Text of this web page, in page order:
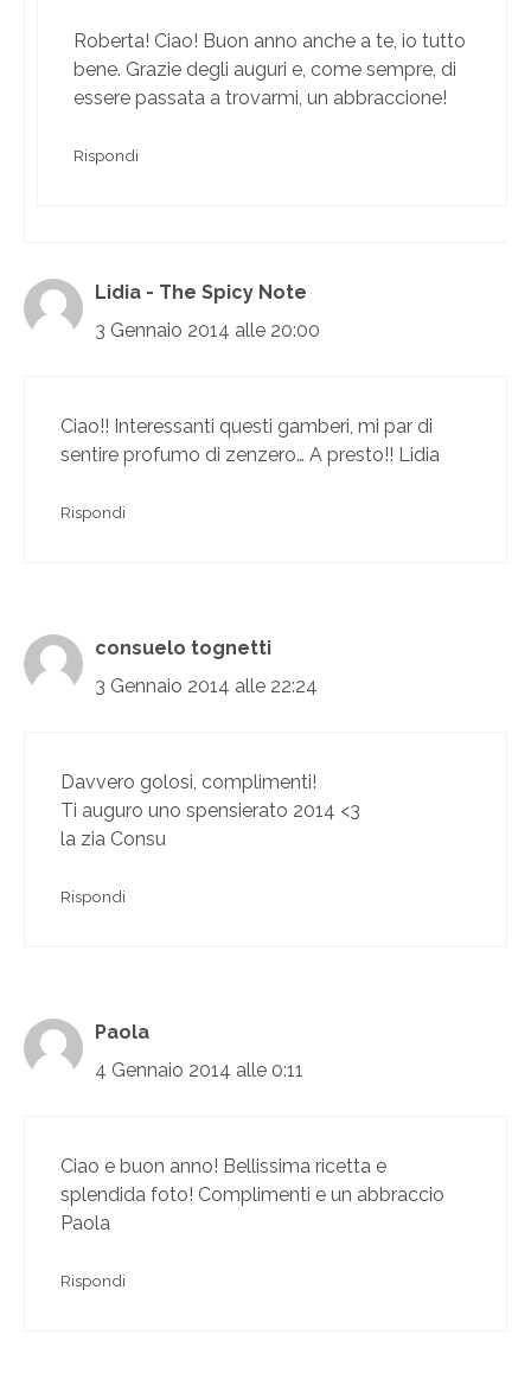
Roberta! Ciao! Buon anno anche a te, io tutto
bene. Grazie degli auguri e, come sempre, di
essere passata a trovarmi, un abbraccione!
Rispondi
Lidia - The Spicy Note
3 Gennaio 2014 alle 20:00
Ciao!! Interessanti questi gamberi, mi par di
sentire profumo di zenzero… A presto!! Lidia
Rispondi
consuelo tognetti
3 Gennaio 2014 alle 22:24
Davvero golosi, complimenti!
Ti auguro uno spensierato 2014 <3
la zia Consu
Rispondi
Paola
4 Gennaio 2014 alle 0:11
Ciao e buon anno! Bellissima ricetta e
splendida foto! Complimenti e un abbraccio
Paola
Rispondi